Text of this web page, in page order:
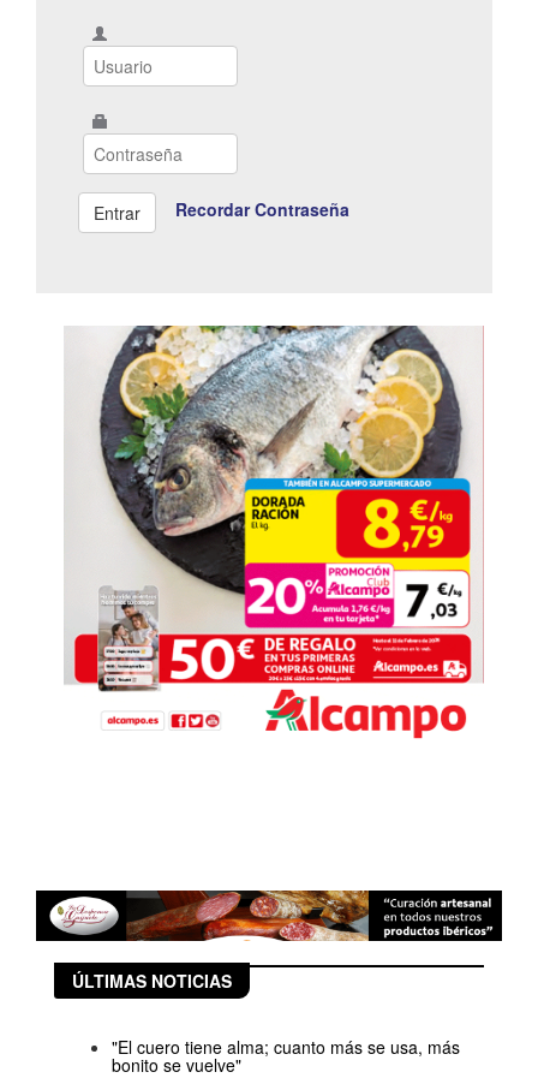
Recordar Contraseña
ÚLTIMAS NOTICIAS
"El cuero tiene alma; cuanto más se usa, más
bonito se vuelve"